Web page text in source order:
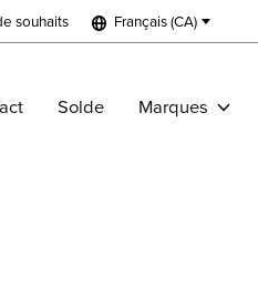
souhaits Français (CA)
Solde Marques